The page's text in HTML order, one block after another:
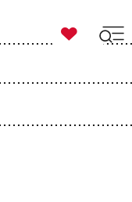

taz zahl ich